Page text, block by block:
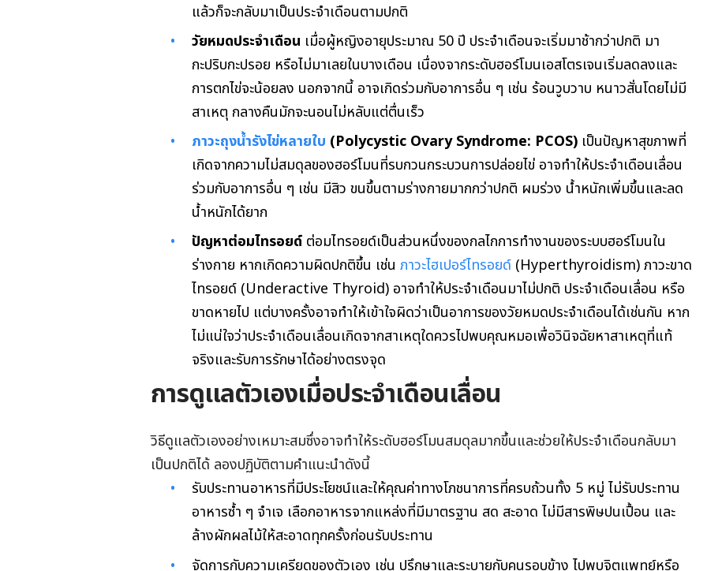
แล้วก็จะกลับมาเป็นประจำเดือนตามปกติ
วัยหมดประจำเดือน เมื่อผู้หญิงอายุประมาณ 50 ปี ประจำเดือนจะเริ่มมาช้ากว่าปกติ มา
กะปริบกะปรอย หรือไม่มาเลยในบางเดือน เนื่องจากระดับฮอร์โมนเอสโตรเจนเริ่มลดลงและ
การตกไข่จะน้อยลง นอกจากนี้ อาจเกิดร่วมกับอาการอื่น ๆ เช่น ร้อนวูบวาบ หนาวสั่นโดยไม่มี
สาเหตุ กลางคืนมักจะนอนไม่หลับแต่ตื่นเร็ว
ภาวะถุงน้ำรังไข่หลายใบ (Polycystic Ovary Syndrome: PCOS) เป็นปัญหาสุขภาพที่
เกิดจากความไม่สมดุลของฮอร์โมนที่รบกวนกระบวนการปล่อยไข่ อาจทำให้ประจำเดือนเลื่อน
ร่วมกับอาการอื่น ๆ เช่น มีสิว ขนขึ้นตามร่างกายมากกว่าปกติ ผมร่วง น้ำหนักเพิ่มขึ้นและลด
น้ำหนักได้ยาก
ปัญหาต่อมไทรอยด์ ต่อมไทรอยด์เป็นส่วนหนึ่งของกลไกการทำงานของระบบฮอร์โมนใน
ร่างกาย หากเกิดความผิดปกติขึ้น เช่น ภาวะไฮเปอร์ไทรอยด์ (Hyperthyroidism) ภาวะขาด
ไทรอยด์ (Underactive Thyroid) อาจทำให้ประจำเดือนมาไม่ปกติ ประจำเดือนเลื่อน หรือ
ขาดหายไป แต่บางครั้งอาจทำให้เข้าใจผิดว่าเป็นอาการของวัยหมดประจำเดือนได้เช่นกัน หาก
ไม่แน่ใจว่าประจำเดือนเลื่อนเกิดจากสาเหตุใดควรไปพบคุณหมอเพื่อวินิจฉัยหาสาเหตุที่แท้
จริงและรับการรักษาได้อย่างตรงจุด
การดูแลตัวเองเมื่อประจำเดือนเลื่อน
วิธีดูแลตัวเองอย่างเหมาะสมซึ่งอาจทำให้ระดับฮอร์โมนสมดุลมากขึ้นและช่วยให้ประจำเดือนกลับมา
เป็นปกติได้ ลองปฏิบัติตามคำแนะนำดังนี้
รับประทานอาหารที่มีประโยชน์และให้คุณค่าทางโภชนาการที่ครบถ้วนทั้ง 5 หมู่ ไม่รับประทาน
อาหารซ้ำ ๆ จำเจ เลือกอาหารจากแหล่งที่มีมาตรฐาน สด สะอาด ไม่มีสารพิษปนเปื้อน และ
ล้างผักผลไม้ให้สะอาดทุกครั้งก่อนรับประทาน
จัดการกับความเครียดของตัวเอง เช่น ปรึกษาและระบายกับคนรอบข้าง ไปพบจิตแพทย์หรือ